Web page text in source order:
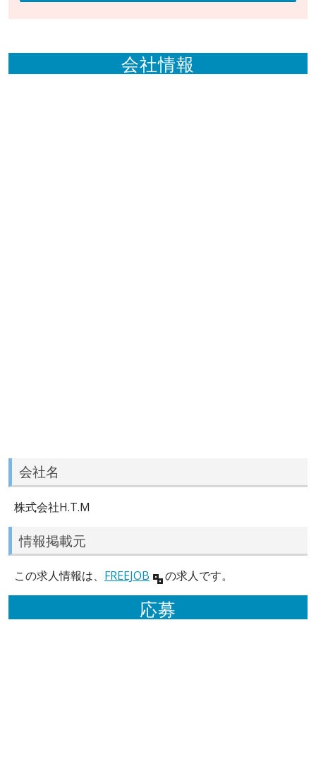
会社情報
会社名
株式会社H.T.M
情報掲載元
この求人情報は、 FREEJOB の求人です。
応募